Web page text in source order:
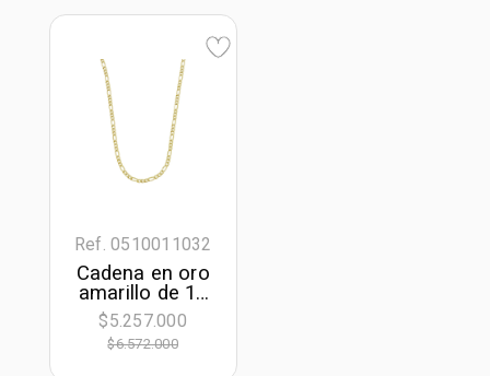
Ref. 0510011032
Cadena en oro
amarillo de 18
Kilates, Figaro
1-3, 50 cm. de
largo, 2 mm. de
$5.257.000
$6.572.000